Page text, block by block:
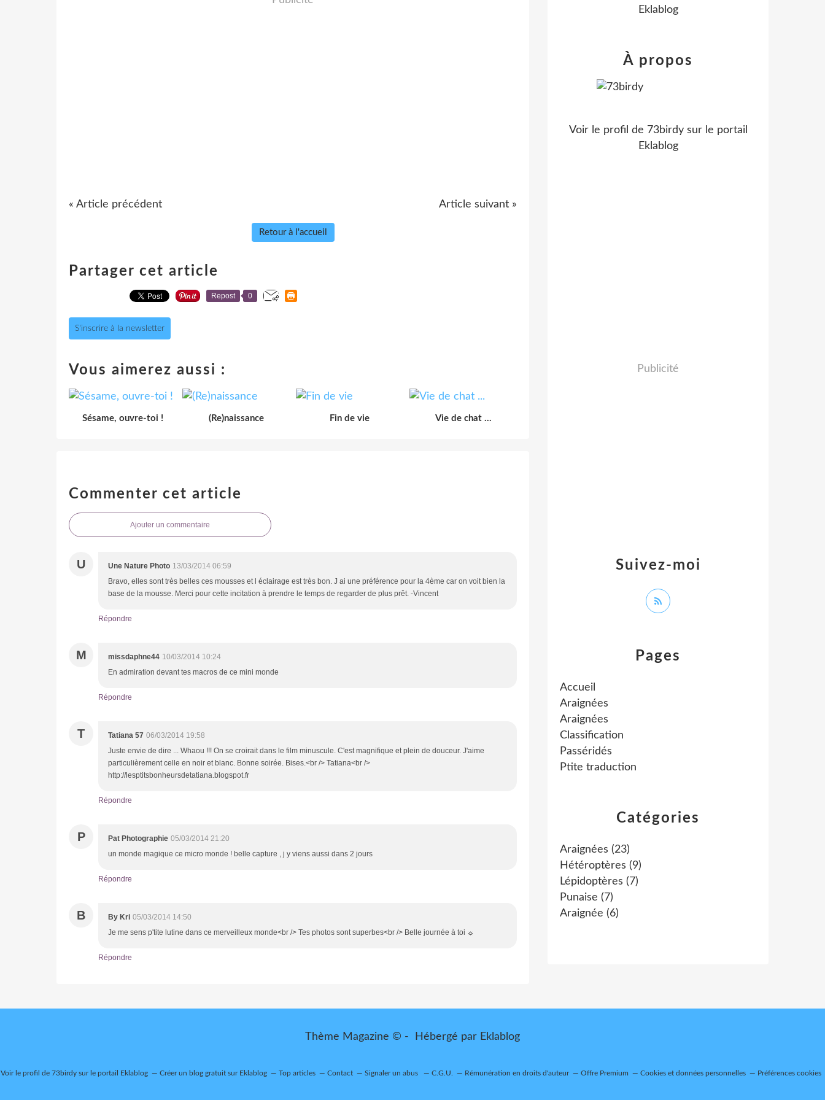
« Article précédent Article suivant »
Retour à l'accueil
Partager cet article
Repost 0
S'inscrire à la newsletter
Vous aimerez aussi :
Sésame, ouvre-toi ! (Re)naissance Fin de vie Vie de chat ...
Commenter cet article
Ajouter un commentaire
U Une Nature Photo 13/03/2014 06:59
Bravo, elles sont très belles ces mousses et l éclairage est très bon. J ai une préférence pour la 4ème car on voit bien la
base de la mousse. Merci pour cette incitation à prendre le temps de regarder de plus prêt. -Vincent
Répondre
M missdaphne44 10/03/2014 10:24
En admiration devant tes macros de ce mini monde
Répondre
T Tatiana 57 06/03/2014 19:58
Juste envie de dire ... Whaou !!! On se croirait dans le film minuscule. C'est magnifique et plein de douceur. J'aime
particulièrement celle en noir et blanc. Bonne soirée. Bises.<br /> Tatiana<br />
http://lesptitsbonheursdetatiana.blogspot.fr
Répondre
P Pat Photographie 05/03/2014 21:20
un monde magique ce micro monde ! belle capture , j y viens aussi dans 2 jours
Répondre
B By Kri 05/03/2014 14:50
Je me sens p'tite lutine dans ce merveilleux monde<br /> Tes photos sont superbes<br /> Belle journée à toi ☼
Répondre
Catégories
Araignées (23)
Hétéroptères (9)
Lépidoptères (7)
Punaise (7)
Araignée (6)
Pages
Accueil
Araignées
Araignées
Classification
Passéridés
Ptite traduction
Eklablog
Suivez-moi
À propos
Voir le profil de 73birdysur le portail
Eklablog
Publicité
Thème Magazine © - Hébergé par Eklablog
Voir le profil de 73birdysur le portail Eklablog Créer un blog gratuit sur Eklablog Top articles Contact Signaler un abus C.G.U. Rémunération en droits d'auteur Offre Premium Cookies et données personnelles Préférences cookies